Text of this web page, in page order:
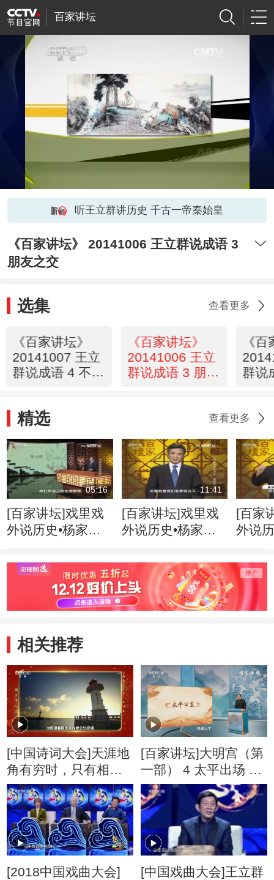
百家讲坛
听王立群讲历史 千古一帝秦始皇
《百家讲坛》 20141006 王立群说成语 3
朋友之交
选集 查看更多
《百家讲坛》
20141007 王立
群说成语 4 不被
《百家讲坛》
20141006 王立
群说成语 3 朋友
《
群说
精选 查看更多
05:16
[百家讲坛]戏里戏
外说历史•杨家将
11:41
[百家讲坛]戏里戏
外说历史•杨家将
[百家
外说
相关推荐
[中国诗词大会]天涯地
角有穷时，只有相思
无尽处
[百家讲坛]大明宫（第
一部） 4 太平出场 待
字闺中的太平公主
[2018中国戏曲大会]
[中国戏曲大会]王立群